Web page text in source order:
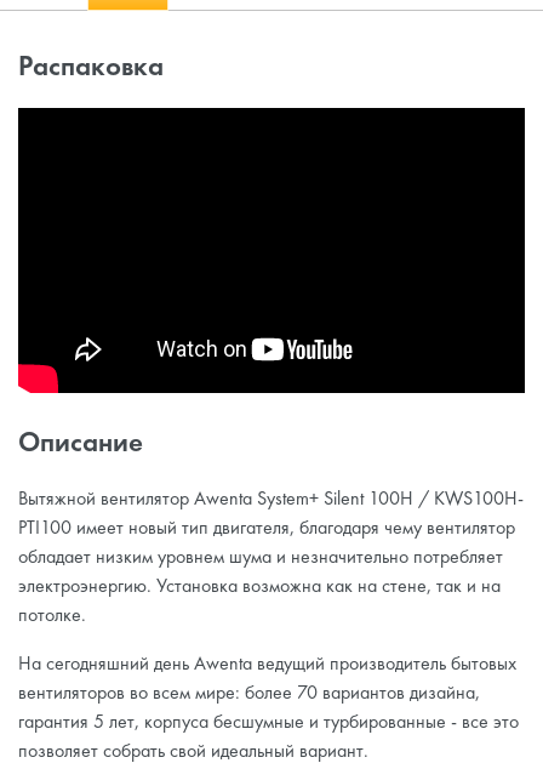
Распаковка
Описание
Вытяжной вентилятор Awenta System+ Silent 100H / KWS100H-
PTI100 имеет новый тип двигателя, благодаря чему вентилятор
обладает низким уровнем шума и незначительно потребляет
электроэнергию. Установка возможна как на стене, так и на
потолке.
На сегодняшний день Awenta ведущий производитель бытовых
вентиляторов во всем мире: более 70 вариантов дизайна,
гарантия 5 лет, корпуса бесшумные и турбированные - все это
позволяет собрать свой идеальный вариант.